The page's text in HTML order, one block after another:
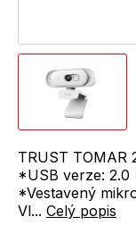
TRUST TOMAR
*USB verze: 2.0
*Vestavený
Vl... Celý popis